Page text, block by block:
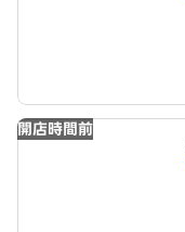
開店時間前